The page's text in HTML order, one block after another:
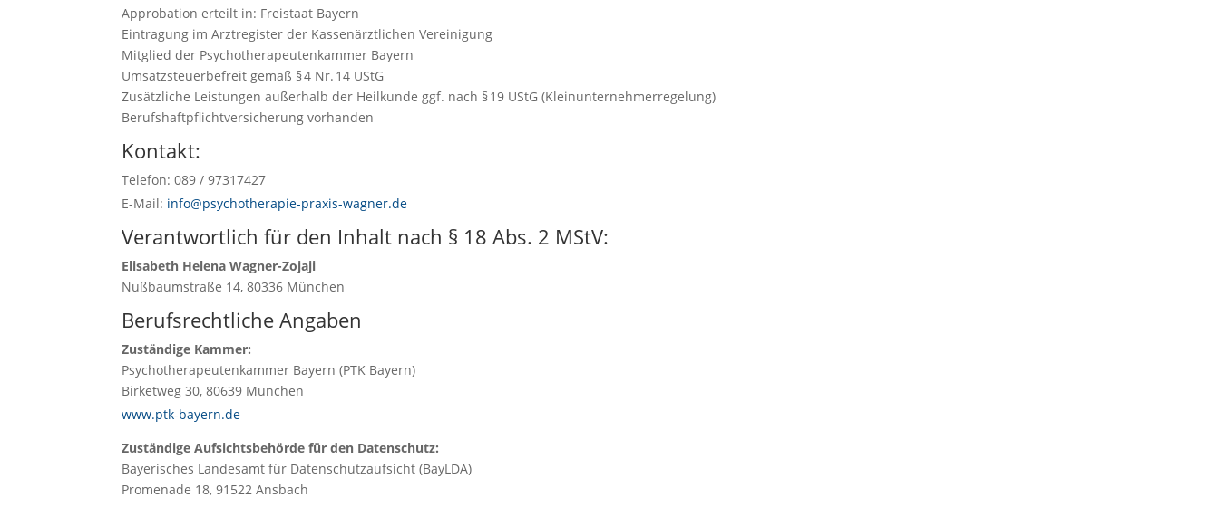
Approbation erteilt in: Freistaat Bayern
Eintragung im Arztregister der Kassenärztlichen Vereinigung
Mitglied der Psychotherapeutenkammer Bayern
Umsatzsteuerbefreit gemäß § 4 Nr. 14 UStG
Zusätzliche Leistungen außerhalb der Heilkunde ggf. nach § 19 UStG (Kleinunternehmerregelung)
Berufshaftpflichtversicherung vorhanden
Kontakt:
Telefon: 089 / 97317427
E-Mail: info@psychotherapie-praxis-wagner.de
Verantwortlich für den Inhalt nach § 18 Abs. 2 MStV:
Elisabeth Helena Wagner-Zojaji
Nußbaumstraße 14, 80336 München
Berufsrechtliche Angaben
Zuständige Kammer:
Psychotherapeutenkammer Bayern (PTK Bayern)
Birketweg 30, 80639 München
www.ptk-bayern.de
Zuständige Aufsichtsbehörde für den Datenschutz:
Bayerisches Landesamt für Datenschutzaufsicht (BayLDA)
Promenade 18, 91522 Ansbach